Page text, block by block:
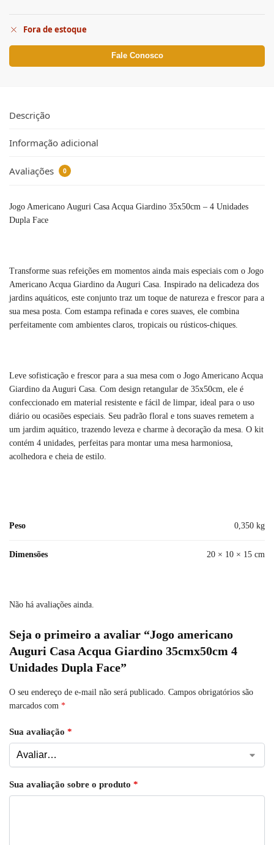
Fora de estoque
Fale Conosco
Descrição
Informação adicional
Avaliações 0
Jogo Americano Auguri Casa Acqua Giardino 35x50cm – 4 Unidades
Dupla Face
Transforme suas refeições em momentos ainda mais especiais com o Jogo
Americano Acqua Giardino da Auguri Casa. Inspirado na delicadeza dos
jardins aquáticos, este conjunto traz um toque de natureza e frescor para a
sua mesa posta. Com estampa refinada e cores suaves, ele combina
perfeitamente com ambientes claros, tropicais ou rústicos-chiques.
Leve sofisticação e frescor para a sua mesa com o Jogo Americano Acqua
Giardino da Auguri Casa. Com design retangular de 35x50cm, ele é
confeccionado em material resistente e fácil de limpar, ideal para o uso
diário ou ocasiões especiais. Seu padrão floral e tons suaves remetem a
um jardim aquático, trazendo leveza e charme à decoração da mesa. O kit
contém 4 unidades, perfeitas para montar uma mesa harmoniosa,
acolhedora e cheia de estilo.
Peso 0,350 kg
Dimensões 20 × 10 × 15 cm
Não há avaliações ainda.
Seja o primeiro a avaliar “Jogo americano
Auguri Casa Acqua Giardino 35cmx50cm 4
Unidades Dupla Face”
O seu endereço de e-mail não será publicado. Campos obrigatórios são
marcados com *
Sua avaliação *
Sua avaliação sobre o produto *